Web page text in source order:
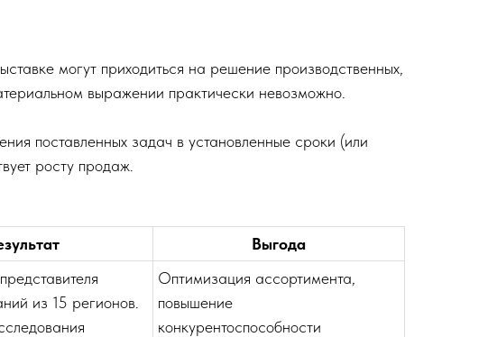
могут приходиться на решение производственных,
выражении практически невозможно.
поставленных задач в установленные сроки (или
росту продаж.
Выгода
из 15 регионов.
Оптимизация ассортимента,
повышение
конкурентоспособности